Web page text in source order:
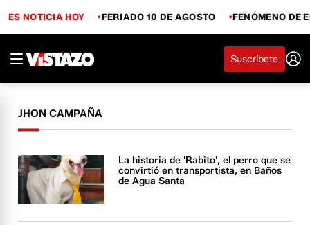
ES NOTICIA HOY FERIADO 10 DE AGOSTO FENÓMENO DE
Suscríbete
JHON CAMPAÑA
La historia de 'Rabito', el perro que se
convirtió en transportista, en Baños
de Agua Santa